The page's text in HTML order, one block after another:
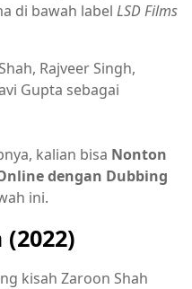
di bawah label LSD Films
Rajveer Singh,
Gupta sebagai
kalian bisa Nonton
dengan Dubbing
ini.
kisah Zaroon Shah